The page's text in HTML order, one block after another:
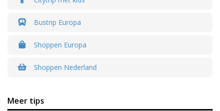
Bustrip Europa
Shoppen Europa
Shoppen Nederland
Meer tips